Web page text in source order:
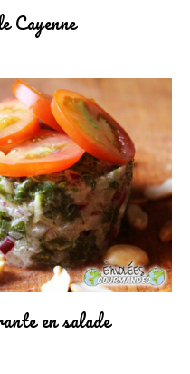
Cayenne
en salade